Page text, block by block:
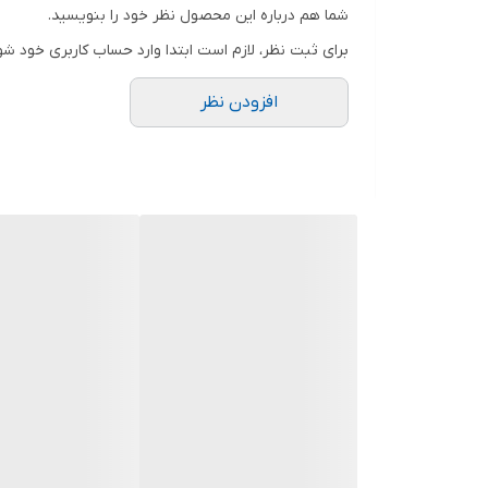
شما هم درباره این محصول نظر خود را بنویسید.
برای ثبت نظر، لازم است ابتدا وارد حساب کاربری خود
افزودن نظر